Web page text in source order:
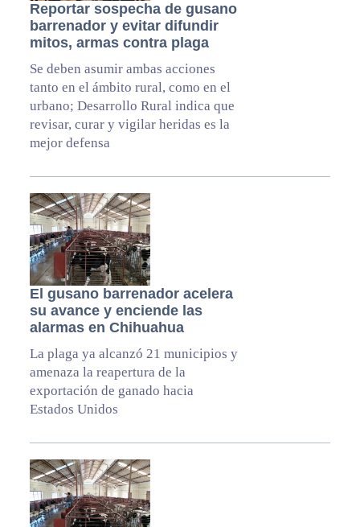
Reportar sospecha de gusano
barrenador y evitar difundir
mitos, armas contra plaga
Se deben asumir ambas acciones
tanto en el ámbito rural, como en el
urbano; Desarrollo Rural indica que
revisar, curar y vigilar heridas es la
mejor defensa
El gusano barrenador acelera
su avance y enciende las
alarmas en Chihuahua
La plaga ya alcanzó 21 municipios y
amenaza la reapertura de la
exportación de ganado hacia
Estados Unidos